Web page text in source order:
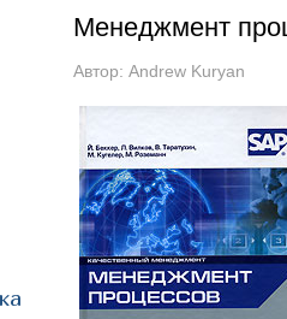
Менеджмент
Автор: Andrew Kuryan